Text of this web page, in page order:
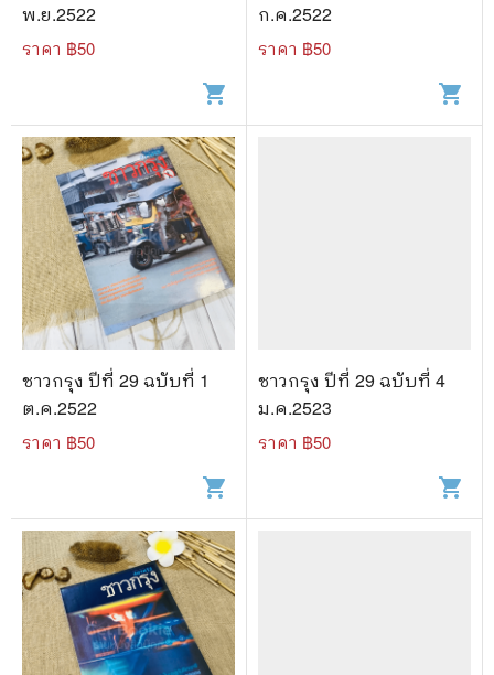
พ.ย.2522
ราคา ฿50
shopping_cart
ก.ค.2522
ราคา ฿50
shopping_cart
ชาวกรุง ปีที่ 29 ฉบับที่ 1
ต.ค.2522
ราคา ฿50
shopping_cart
ชาวกรุง ปีที่ 29 ฉบับที่ 4
ม.ค.2523
ราคา ฿50
shopping_cart